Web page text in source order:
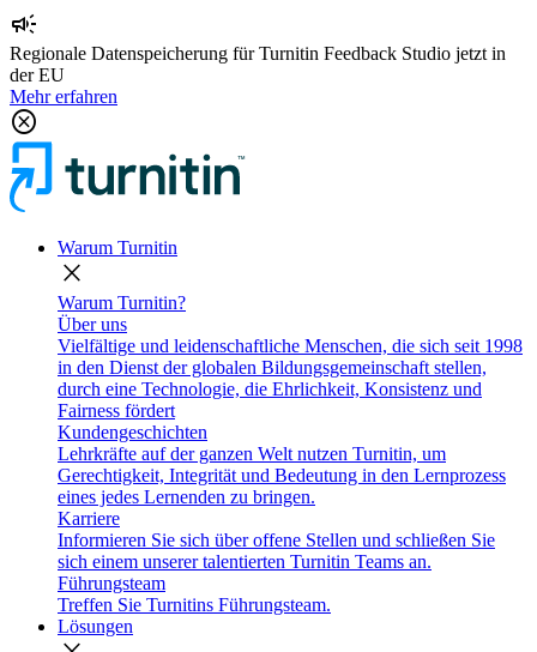
campaign
Regionale Datenspeicherung für Turnitin Feedback Studio jetzt in
der EU
Mehr erfahren
cancel
Warum Turnitin
close
Warum Turnitin?
Über uns
Vielfältige und leidenschaftliche Menschen, die sich seit 1998
in den Dienst der globalen Bildungsgemeinschaft stellen,
durch eine Technologie, die Ehrlichkeit, Konsistenz und
Fairness fördert
Kundengeschichten
Lehrkräfte auf der ganzen Welt nutzen Turnitin, um
Gerechtigkeit, Integrität und Bedeutung in den Lernprozess
eines jedes Lernenden zu bringen.
Karriere
Informieren Sie sich über offene Stellen und schließen Sie
sich einem unserer talentierten Turnitin Teams an.
Führungsteam
Treffen Sie Turnitins Führungsteam.
Lösungen